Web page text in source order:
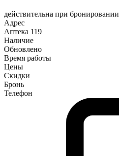
действительна при бронировании
Адрес
Аптека 119
Наличие
Обновлено
Время работы
Цены
Скидки
Бронь
Телефон